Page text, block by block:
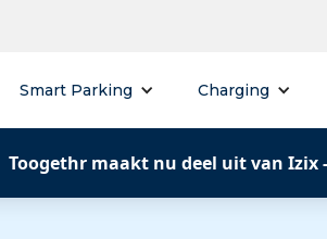
Smart Parking Charging
Toogethr maakt nu deel uit van Izix